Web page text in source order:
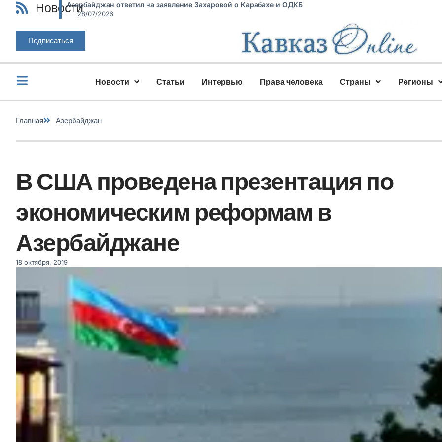
НовостиАзербайджан ответил на заявление Захаровой о Карабахе и ОДКБ
28/07/2026
Подписаться
Новости Статьи Интервью Права человека Страны Регионы
Главная Азербайджан
В США проведена презентация по
экономическим реформам в
Азербайджане
18 октября, 2019